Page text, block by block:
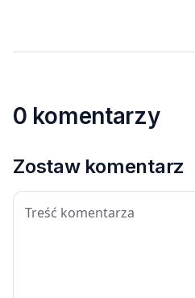
0 komentarzy
Zostaw komentarz